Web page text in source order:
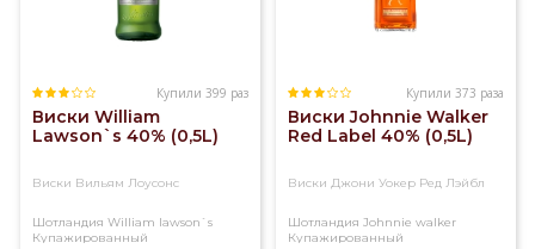
Купили 399 раз
Виски William
Lawson`s 40% (0,5L)
Виски Вильям Лоусонс
Шотландия William lawson`s
Купажированный
Купили 373 раза
Виски Johnnie Walker
Red Label 40% (0,5L)
Виски Джони Уокер Ред Лэйбл
Шотландия Johnnie walker
Купажированный